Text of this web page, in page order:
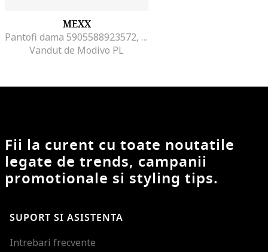
MEXX
Pantofi dama 5905588923572, Sintetic, Negru, Negru
Vandut de Modivo PL
Fii la curent cu toate noutatile
legate de trends, campanii
promotionale si styling tips.
SUPORT SI ASISTENTA
Intrebari frecvente